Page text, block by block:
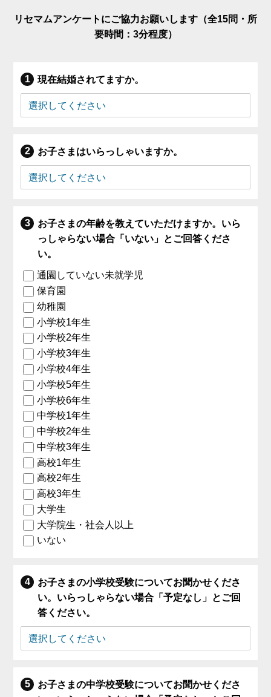
リセマムアンケートにご協力お願いします（全15問・所
要時間：3分程度）
現在結婚されてますか。
お子さまはいらっしゃいますか。
お子さまの年齢を教えていただけますか。いら
っしゃらない場合「いない」とご回答くださ
い。
通園していない未就学児
保育園
幼稚園
小学校1年生
小学校2年生
小学校3年生
小学校4年生
小学校5年生
小学校6年生
中学校1年生
中学校2年生
中学校3年生
高校1年生
高校2年生
高校3年生
大学生
大学院生・社会人以上
いない
お子さまの小学校受験についてお聞かせくださ
い。いらっしゃらない場合「予定なし」とご回
答ください。
お子さまの中学校受験についてお聞かせくださ